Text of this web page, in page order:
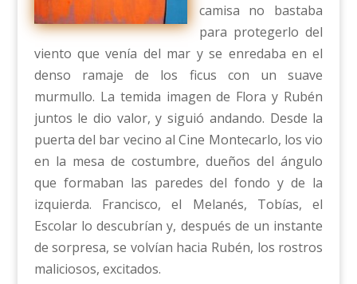
camisa no bastaba
para protegerlo del
viento que venía del mar y se enredaba en el
denso ramaje de los ficus con un suave
murmullo. La temida imagen de Flora y Rubén
juntos le dio valor, y siguió andando. Desde la
puerta del bar vecino al Cine Montecarlo, los vio
en la mesa de costumbre, dueños del ángulo
que formaban las paredes del fondo y de la
izquierda. Francisco, el Melanés, Tobías, el
Escolar lo descubrían y, después de un instante
de sorpresa, se volvían hacia Rubén, los rostros
maliciosos, excitados.